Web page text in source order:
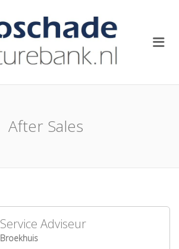
After Sales
Service Adviseur
Broekhuis